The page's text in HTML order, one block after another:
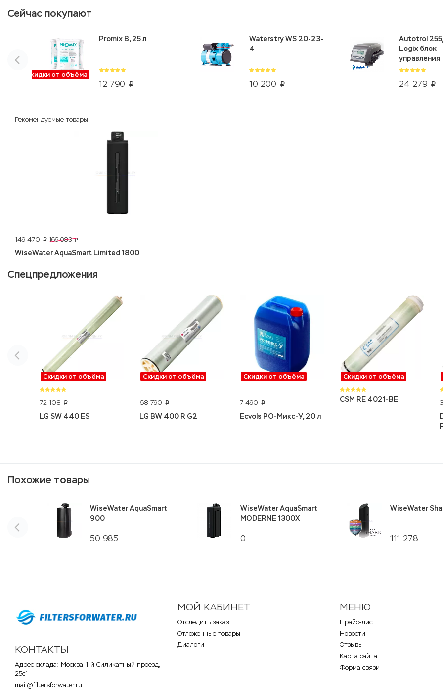
Сейчас покупают
Скидки от объёма
12 790 p
Promix B, 25 л
10 200 p
Waterstry WS 20-23-
4
24 279 p
Autotrol
Logix блок
управления
Рекомендуемые товары
149 470 p 166 083 p
WiseWater AquaSmart Limited 1800
Спецпредложения
Скидки от объёма
72 108 p
LG SW 440 ES
Скидки от объёма
68 790 p
LG BW 400 R G2
Скидки от объёма
7 490 p
Ecvols РО-Микс-У, 20 л
Скидки от объёма
CSM RE 4021-BE
Похожие товары
50 985
WiseWater AquaSmart
900
0
WiseWater AquaSmart
MODERNE 1300X
111 278
WiseWater
КОНТАКТЫ
Адрес склада: Москва, 1-й Силикатный проезд,
25с1
mail@filtersforwater.ru
МОЙ КАБИНЕТ
Отследить заказ
Отложенные товары
Диалоги
МЕНЮ
Прайс-лист
Новости
Отзывы
Карта сайта
Форма связи